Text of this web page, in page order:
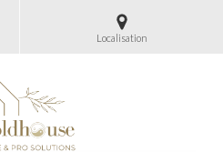
Localisation